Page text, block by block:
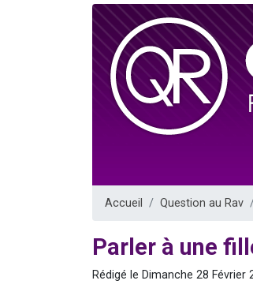
Accueil Question au Rav
Parler à une
Rédigé le Dimanche 28 Février